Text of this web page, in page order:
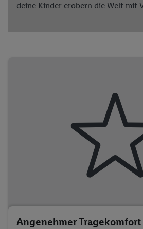
deine Kinder erobern die Welt mit
Angenehmer Tragekomfort